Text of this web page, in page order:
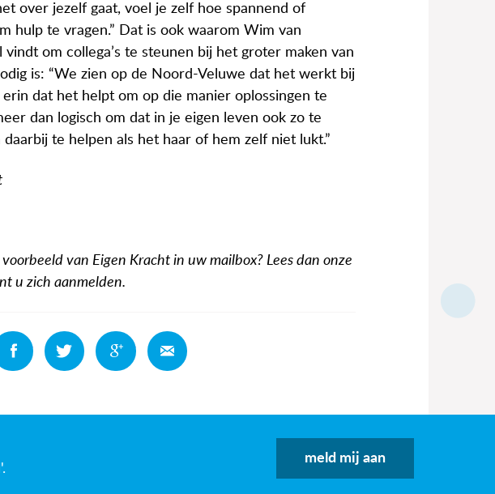
over jezelf gaat, voel je zelf hoe spannend of
hulp te vragen.” Dat is ook waarom Wim van
om collega’s te steunen bij het groter maken van
is: “We zien op de Noord-Veluwe dat het werkt bij
dat het helpt om op die manier oplossingen te
dan logisch om dat in je eigen leven ook zo te
te helpen als het haar of hem zelf niet lukt.”
van Eigen Kracht in uw mailbox? Lees dan onze
u zich aanmelden.
Deel Deel Deel
meld mij aan